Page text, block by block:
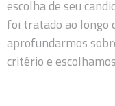
escolha de seu
foi tratado ao longo
aprofundarmos
critério e